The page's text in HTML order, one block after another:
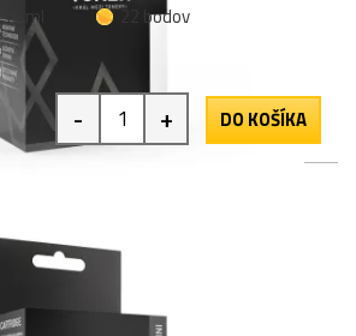
15 ml
22 bodov
- + DO KOŠÍKA